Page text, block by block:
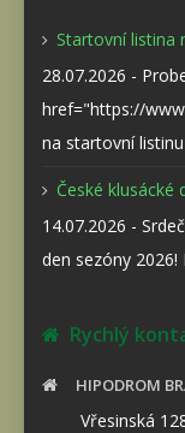
Startovní listina
28.07.2026 -
href="https://
na startovní
České klusácké
14.07.2026 -
den sezóny
Rychlý
HIPODROM
Vřesinská